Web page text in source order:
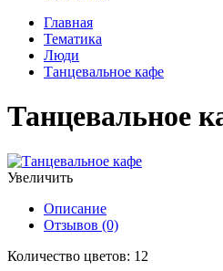
Главная
Тематика
Люди
Танцевальное кафе
Танцевальное
Увеличить
Описание
Отзывов (0)
Количество цветов: 12